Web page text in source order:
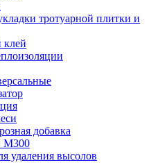
тротуарной плитки и
добавка
М300
удаления высолов